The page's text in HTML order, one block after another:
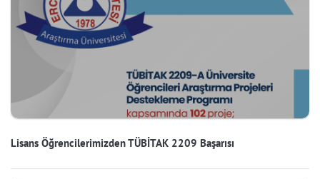
Lisans Öğrencilerimizden TÜBİTAK 2209 Başarısı